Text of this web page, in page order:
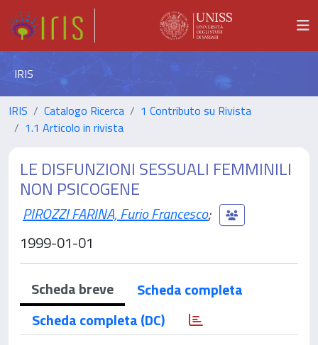
IRIS
IRIS Catalogo Ricerca
1 Contributo su Rivista
1.1 Articolo in rivista
LE DISFUNZIONI SESSUALI FEMMINILI
NON PSICOGENE
PIROZZI FARINA, Furio Francesco;
1999-01-01
Scheda breve
Scheda completa
Scheda completa (DC)